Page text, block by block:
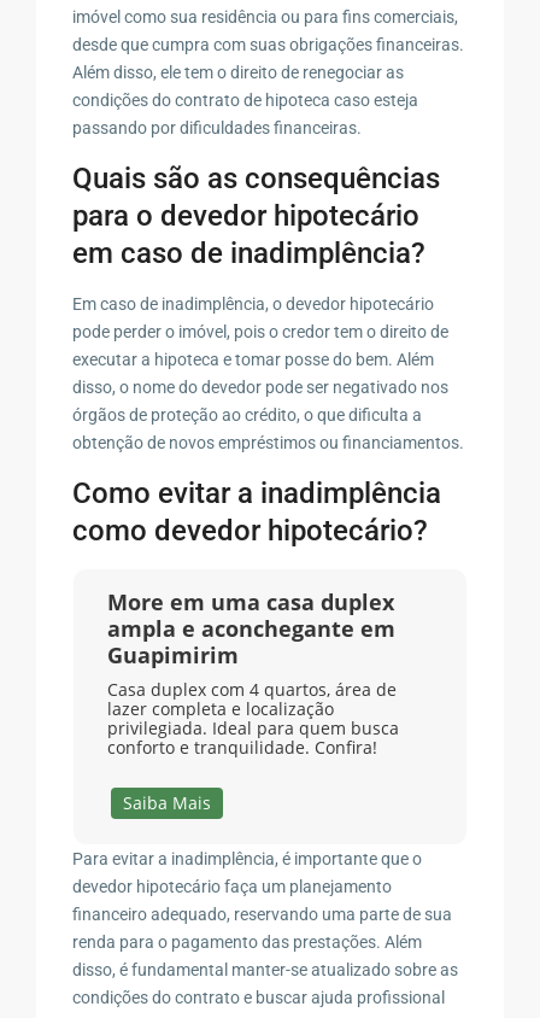
imóvel como sua residência ou para fins comerciais,
desde que cumpra com suas obrigações financeiras.
Além disso, ele tem o direito de renegociar as
condições do contrato de hipoteca caso esteja
passando por dificuldades financeiras.
Quais são as consequências
para o devedor hipotecário
em caso de inadimplência?
Em caso de inadimplência, o devedor hipotecário
pode perder o imóvel, pois o credor tem o direito de
executar a hipoteca e tomar posse do bem. Além
disso, o nome do devedor pode ser negativado nos
órgãos de proteção ao crédito, o que dificulta a
obtenção de novos empréstimos ou financiamentos.
Como evitar a inadimplência
como devedor hipotecário?
More em uma casa duplex
ampla e aconchegante em
Guapimirim
Casa duplex com 4 quartos, área de
lazer completa e localização
privilegiada. Ideal para quem busca
conforto e tranquilidade. Confira!
Saiba Mais
Para evitar a inadimplência, é importante que o
devedor hipotecário faça um planejamento
financeiro adequado, reservando uma parte de sua
renda para o pagamento das prestações. Além
disso, é fundamental manter-se atualizado sobre as
condições do contrato e buscar ajuda profissional